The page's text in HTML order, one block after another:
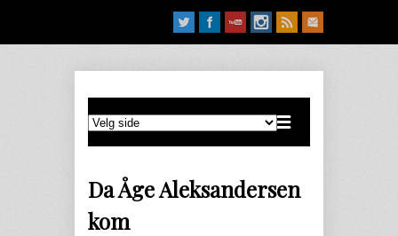
Da Åge Aleksandersen
kom